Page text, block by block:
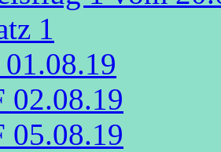
1
02.08.19
05.08.19